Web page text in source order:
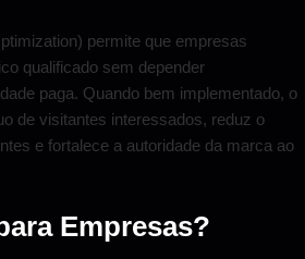
permite que empresas
qualificado sem depender
paga. Quando bem implementado, o
de visitantes interessados, reduz o
e fortalece a autoridade da marca ao
Empresas?